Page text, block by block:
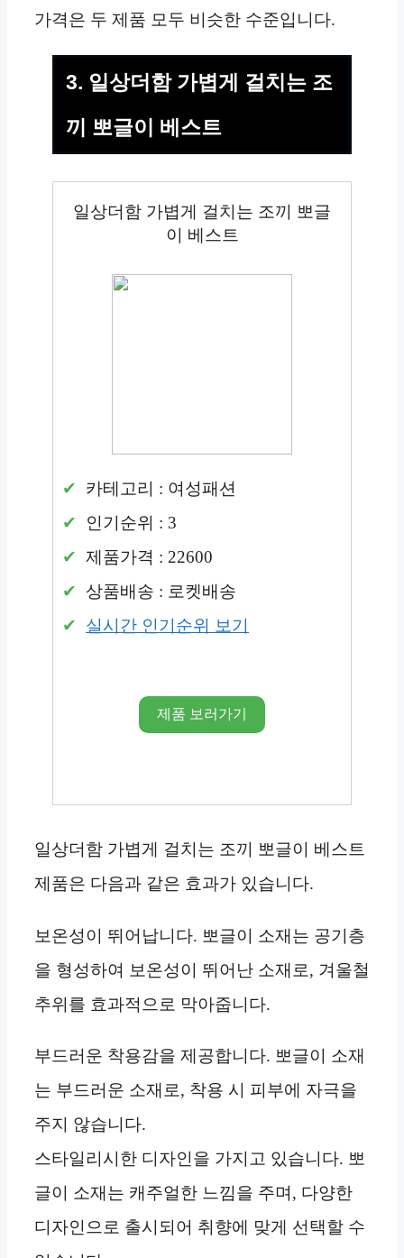
가격은 두 제품 모두 비슷한 수준입니다.
3. 일상더함 가볍게 걸치는 조
끼 뽀글이 베스트
일상더함 가볍게 걸치는 조끼 뽀글
이 베스트
카테고리 : 여성패션
인기순위 : 3
제품가격 : 22600
상품배송 : 로켓배송
실시간 인기순위 보기
제품 보러가기
일상더함 가볍게 걸치는 조끼 뽀글이 베스트
제품은 다음과 같은 효과가 있습니다.
보온성이 뛰어납니다. 뽀글이 소재는 공기층
을 형성하여 보온성이 뛰어난 소재로, 겨울철
추위를 효과적으로 막아줍니다.
부드러운 착용감을 제공합니다. 뽀글이 소재
는 부드러운 소재로, 착용 시 피부에 자극을
주지 않습니다.
스타일리시한 디자인을 가지고 있습니다. 뽀
글이 소재는 캐주얼한 느낌을 주며, 다양한
디자인으로 출시되어 취향에 맞게 선택할 수